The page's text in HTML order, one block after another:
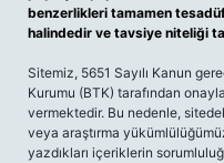
benzerlikleri tamamen
halindedir ve tavsiye niteliği
Sitemiz, 5651 Sayılı Kanun
Kurumu (BTK) tarafından
vermektedir. Bu nedenle,
veya araştırma
yazdıkları içeriklerin